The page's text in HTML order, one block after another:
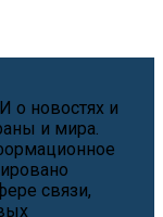
о новостях и
и мира.
связи,